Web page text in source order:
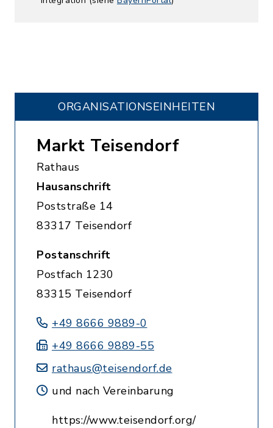
ORGANISATIONS­EINHEITEN
Markt Teisendorf
Rathaus
Hausanschrift
Poststraße 14
83317 Teisendorf
Postanschrift
Postfach 1230
83315 Teisendorf
+49 8666 9889-0
+49 8666 9889-55
rathaus@teisendorf.de
und nach Vereinbarung
https://www.teisendorf.org/